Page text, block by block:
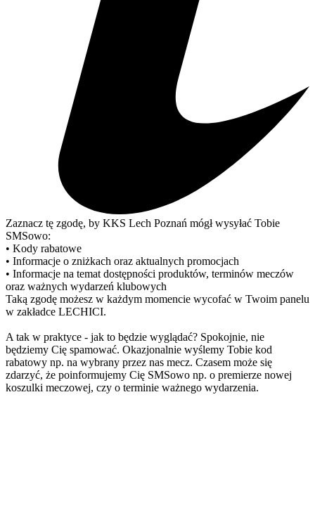
Zaznacz tę zgodę, by KKS Lech Poznań mógł wysyłać Tobie
SMSowo:
• Kody rabatowe
• Informacje o zniżkach oraz aktualnych promocjach
• Informacje na temat dostępności produktów, terminów meczów
oraz ważnych wydarzeń klubowych
Taką zgodę możesz w każdym momencie wycofać w Twoim panelu
w zakładce LECHICI.
A tak w praktyce - jak to będzie wyglądać? Spokojnie, nie
będziemy Cię spamować. Okazjonalnie wyślemy Tobie kod
rabatowy np. na wybrany przez nas mecz. Czasem może się
zdarzyć, że poinformujemy Cię SMSowo np. o premierze nowej
koszulki meczowej, czy o terminie ważnego wydarzenia.